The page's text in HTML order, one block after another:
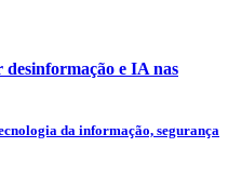
e IA nas
da informação, segurança